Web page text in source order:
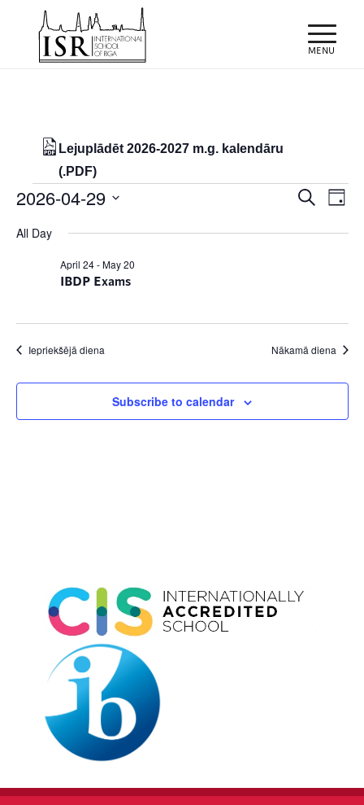
Lejuplādēt 2026-2027 m.g. kalendāru
(.PDF)
Notikumi
for
29/04/2026
Meklēt
Day
2026-04-29
All Day
IBDP Exams
April 24-May 20
Iepriekšējā diena Nākamā diena
Subscribe to calendar